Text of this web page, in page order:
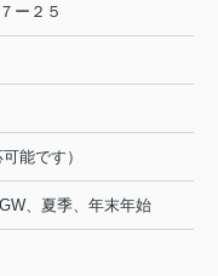
ー２５
能です）
、夏季、年末年始